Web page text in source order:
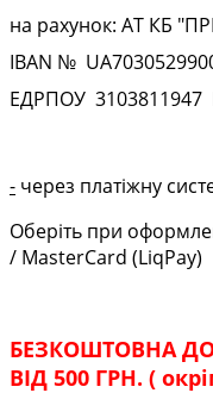
на рахунок: АТ КБ
IBAN № UA
ЕДРПОУ 3103811947
- через платіжну
Оберіть при
/ MasterCard (LiqPay)
БЕЗКОШТОВНА
ВІД 500 ГРН. (